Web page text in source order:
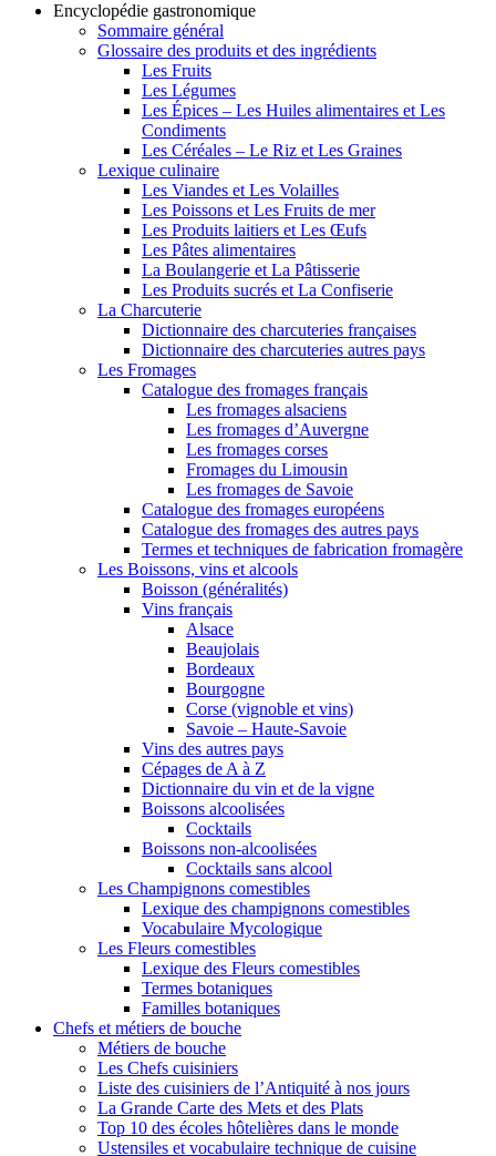
Encyclopédie gastronomique
Sommaire général
Glossaire des produits et des ingrédients
Les Fruits
Les Légumes
Les Épices – Les Huiles alimentaires et Les
Condiments
Les Céréales – Le Riz et Les Graines
Lexique culinaire
Les Viandes et Les Volailles
Les Poissons et Les Fruits de mer
Les Produits laitiers et Les Œufs
Les Pâtes alimentaires
La Boulangerie et La Pâtisserie
Les Produits sucrés et La Confiserie
La Charcuterie
Dictionnaire des charcuteries françaises
Dictionnaire des charcuteries autres pays
Les Fromages
Catalogue des fromages français
Les fromages alsaciens
Les fromages d’Auvergne
Les fromages corses
Fromages du Limousin
Les fromages de Savoie
Catalogue des fromages européens
Catalogue des fromages des autres pays
Termes et techniques de fabrication fromagère
Les Boissons, vins et alcools
Boisson (généralités)
Vins français
Alsace
Beaujolais
Bordeaux
Bourgogne
Corse (vignoble et vins)
Savoie – Haute-Savoie
Vins des autres pays
Cépages de A à Z
Dictionnaire du vin et de la vigne
Boissons alcoolisées
Cocktails
Boissons non-alcoolisées
Cocktails sans alcool
Les Champignons comestibles
Lexique des champignons comestibles
Vocabulaire Mycologique
Les Fleurs comestibles
Lexique des Fleurs comestibles
Termes botaniques
Familles botaniques
Chefs et métiers de bouche
Métiers de bouche
Les Chefs cuisiniers
Liste des cuisiniers de l’Antiquité à nos jours
La Grande Carte des Mets et des Plats
Top 10 des écoles hôtelières dans le monde
Ustensiles et vocabulaire technique de cuisine